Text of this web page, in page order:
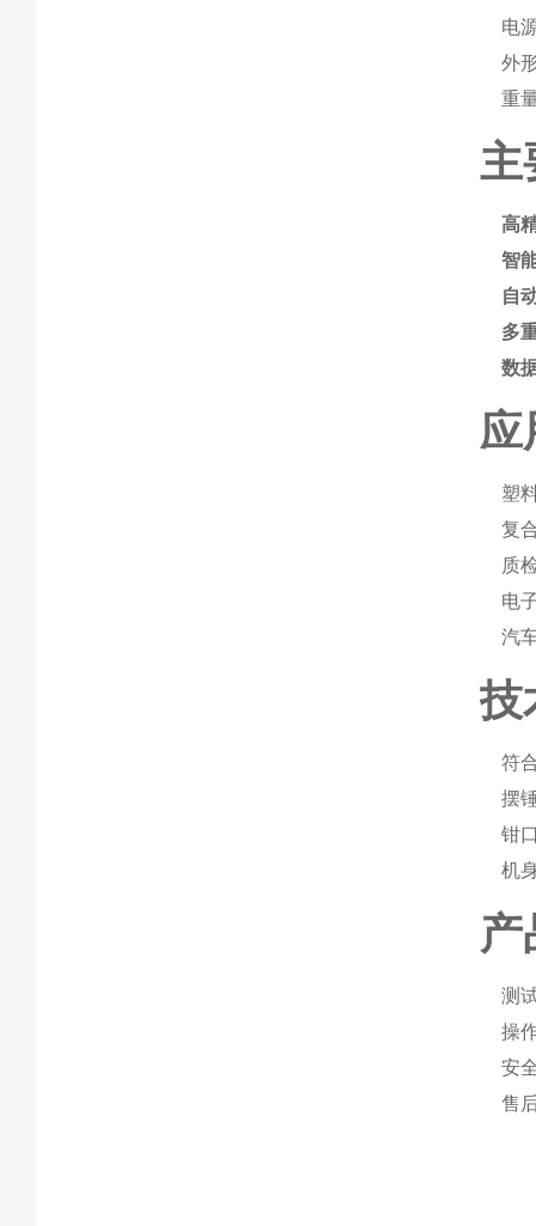
电
外
重
主
高
智
自
多
数
应
塑
复
质
电
汽
技
符
摆
钳
机
产
测
操
安
售